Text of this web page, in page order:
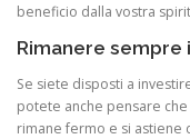
beneficio dalla vostra
Rimanere
Se siete disposti a
potete anche pensare
rimane fermo e si astiene